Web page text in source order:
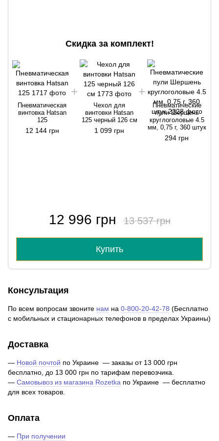
Скидка за комплект!
Пневматическая
винтовка Hatsan
125
12 144 грн
Чехол для
винтовки Hatsan
125 черный 126 см
1 099 грн
Пневматические
пули Шершень
круглоголовые 4.5
мм, 0,75 г, 360 штук
294 грн
12 996 грн 13 537 грн
Купить
Консультация
По всем вопросам звоните нам на 0-800-20-42-78 (Бесплатно
с мобильных и стационарных телефонов в пределах Украины)
Доставка
— Новой почтой по Украине — заказы от 13 000 грн
бесплатно, до 13 000 грн по тарифам перевозчика.
— Самовывоз из магазина Rozetka по Украине — бесплатно
для всех товаров.
Оплата
— При получении